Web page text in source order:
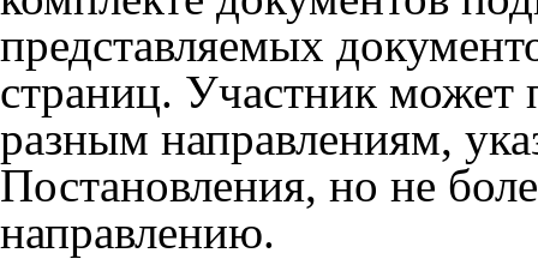
представляемых
страниц. Участник может
разным направлениям,
Постановления, но не
направлению.